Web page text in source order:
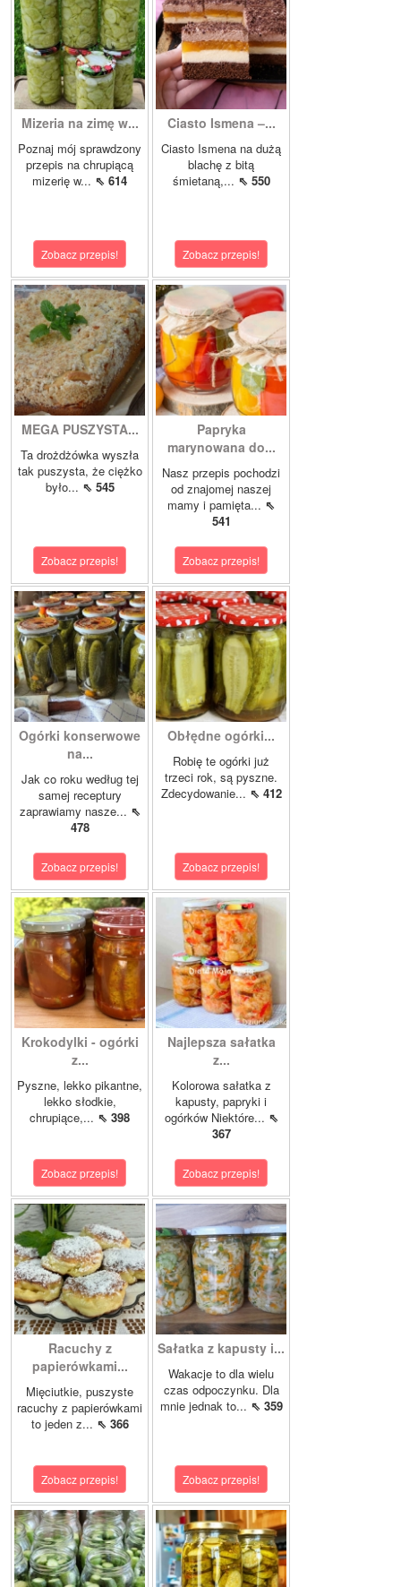
Mizeria na zimę w...
Poznaj mój sprawdzony
przepis na chrupiącą
mizerię w... ⇖ 614
Zobacz przepis!
Ciasto Ismena –...
Ciasto Ismena na dużą
blachę z bitą
śmietaną,... ⇖ 550
Zobacz przepis!
MEGA PUSZYSTA...
Ta drożdżówka wyszła
tak puszysta, że ciężko
było... ⇖ 545
Zobacz przepis!
Papryka
marynowana do...
Nasz przepis pochodzi
od znajomej naszej
mamy i pamięta... ⇖
541
Zobacz przepis!
Ogórki konserwowe
na...
Jak co roku według tej
samej receptury
zaprawiamy nasze... ⇖
478
Zobacz przepis!
Obłędne ogórki...
Robię te ogórki już
trzeci rok, są pyszne.
Zdecydowanie... ⇖ 412
Zobacz przepis!
Krokodylki - ogórki
z...
Pyszne, lekko pikantne,
lekko słodkie,
chrupiące,... ⇖ 398
Zobacz przepis!
Najlepsza sałatka
z...
Kolorowa sałatka z
kapusty, papryki i
ogórków Niektóre... ⇖
367
Zobacz przepis!
Racuchy z
papierówkami...
Mięciutkie, puszyste
racuchy z papierówkami
to jeden z... ⇖ 366
Zobacz przepis!
Sałatka z kapusty i...
Wakacje to dla wielu
czas odpoczynku. Dla
mnie jednak to... ⇖ 359
Zobacz przepis!